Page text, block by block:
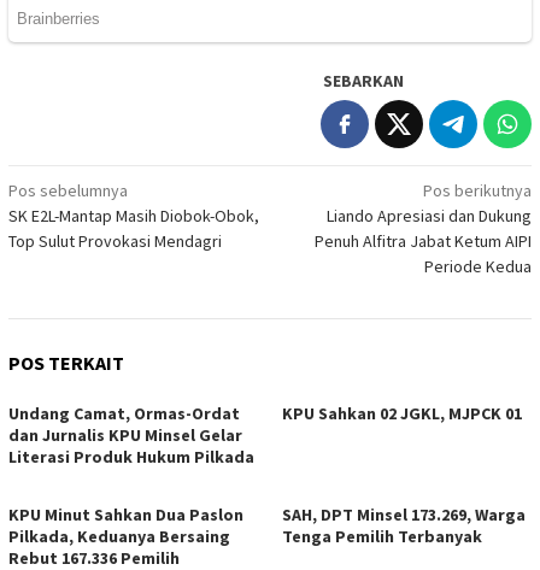
SEBARKAN
Navigasi
pos
Pos sebelumnya
SK E2L-Mantap Masih Diobok-Obok,
Top Sulut Provokasi Mendagri
Pos berikutnya
Liando Apresiasi dan Dukung
Penuh Alfitra Jabat Ketum AIPI
Periode Kedua
POS TERKAIT
Undang Camat, Ormas-Ordat
dan Jurnalis KPU Minsel Gelar
Literasi Produk Hukum Pilkada
KPU Sahkan 02 JGKL, MJPCK 01
KPU Minut Sahkan Dua Paslon
Pilkada, Keduanya Bersaing
Rebut 167.336 Pemilih
SAH, DPT Minsel 173.269, Warga
Tenga Pemilih Terbanyak